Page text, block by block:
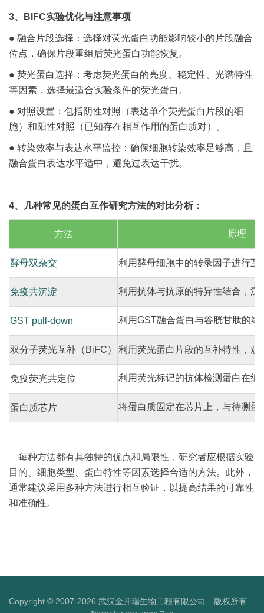
3、BIFC实验优化与注意事项
● 融合片段选择：选择对荧光蛋白功能影响较小的片段融合
位点，确保片段重组后荧光蛋白功能恢复。
● 荧光蛋白选择：考虑荧光蛋白的亮度、稳定性、光谱特性
等因素，选择最适合实验条件的荧光蛋白。
● 对照设置：包括阴性对照（表达单个荧光蛋白片段的细
胞）和阳性对照（已知存在相互作用的蛋白质对）。
● 转染效率与表达水平监控：确保细胞转染效率足够高，且
融合蛋白表达水平适中，避免过表达干扰。
4、几种常见的蛋白互作研究方法的对比分析：
方法 原理
酵母双杂交 利用酵母细胞中的转录因子进行互
免疫共沉淀 利用抗体与抗原的特异性结合，沉
GST pull-down 利用GST融合蛋白与谷胱甘肽的
双分子荧光互补（BiFC） 利用荧光蛋白片段的互补特性，观
免疫荧光共定位 利用荧光标记的抗体检测蛋白在细
蛋白质芯片 将蛋白质固定在芯片上，与待测蛋
每种方法都有其独特的优点和局限性，研究者应根据实验
目的、细胞类型、蛋白特性等因素选择合适的方法。此外，
通常建议采用多种方法进行相互验证，以提高结果的可靠性
和准确性。
Copyright © 2007-2026 武汉金开瑞生物工程有限公司 版权所有